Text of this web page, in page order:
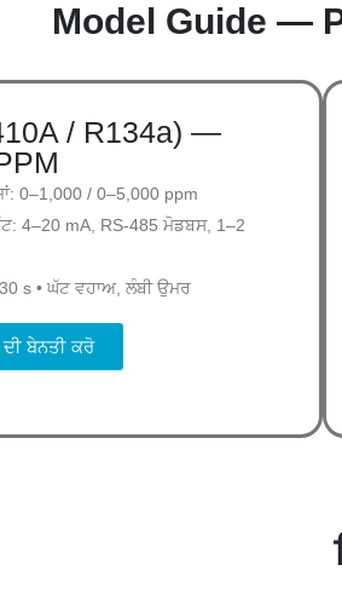
Model Guide —
/ R134a) —
0–1,000 / 0–5,000 ppm
4–20 mA, RS-485 ਮੋਡਬਸ, 1–2
s • ਘੱਟ ਵਹਾਅ, ਲੰਬੀ ਉਮਰ
ਬੇਨਤੀ ਕਰੋ